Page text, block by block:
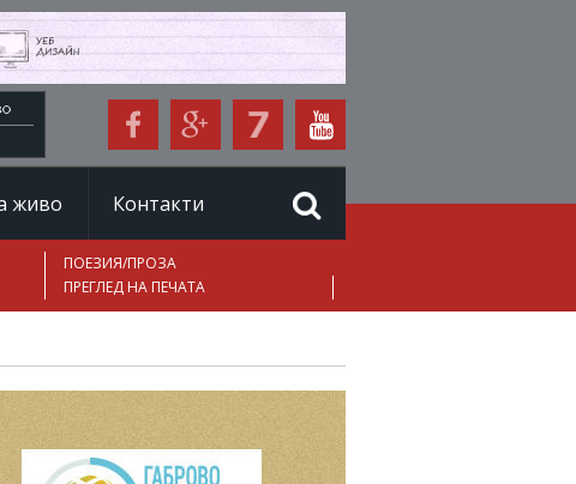
живо Контакти
ПОЕЗИЯ/ПРОЗА
ПРЕГЛЕД НА ПЕЧАТА